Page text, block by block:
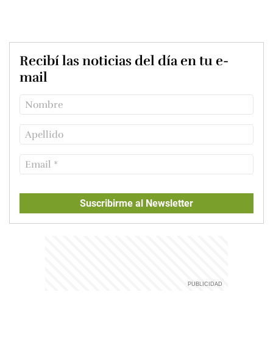
Recibí las noticias del día en tu e-
mail
Suscribirme al Newsletter